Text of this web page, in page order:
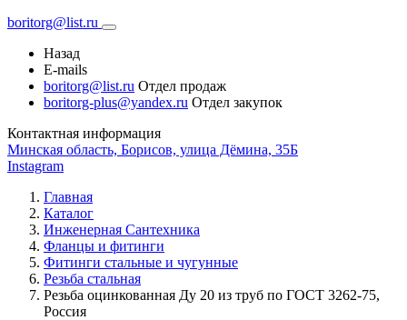
boritorg@list.ru
Назад
E-mails
boritorg@list.ru Отдел продаж
boritorg-plus@yandex.ru Отдел закупок
Контактная информация
Минская область, Борисов, улица Дёмина, 35Б
Instagram
Главная
Каталог
Инженерная Сантехника
Фланцы и фитинги
Фитинги стальные и чугунные
Резьба стальная
Резьба оцинкованная Ду 20 из труб по ГОСТ 3262-75,
Россия